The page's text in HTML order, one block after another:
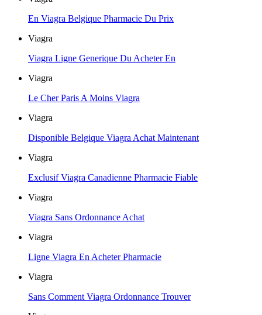
En Viagra Belgique Pharmacie Du Prix
Viagra
Viagra Ligne Generique Du Acheter En
Viagra
Le Cher Paris A Moins Viagra
Viagra
Disponible Belgique Viagra Achat Maintenant
Viagra
Exclusif Viagra Canadienne Pharmacie Fiable
Viagra
Viagra Sans Ordonnance Achat
Viagra
Ligne Viagra En Acheter Pharmacie
Viagra
Sans Comment Viagra Ordonnance Trouver